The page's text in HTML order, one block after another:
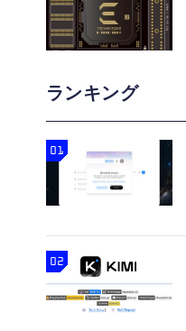
ランキング